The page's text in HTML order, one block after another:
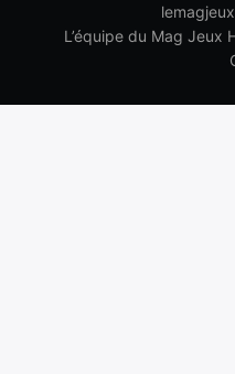
L’équipe du Mag Jeux